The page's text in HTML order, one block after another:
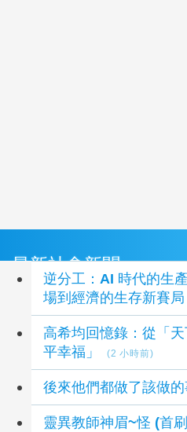
最新社會新聞
逆分工：AI 時代的生
場到經濟的生存新賽局
高希均回憶錄：從「
平幸福」
(2 小時前)
後來他們都做了該做
靈異教師神眉~怪 (首